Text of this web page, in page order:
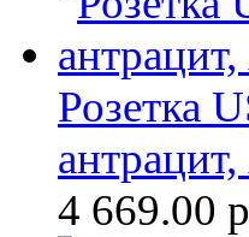
Розетка
4 669.00